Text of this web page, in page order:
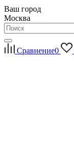
Ваш город
Москва
Сравнение0